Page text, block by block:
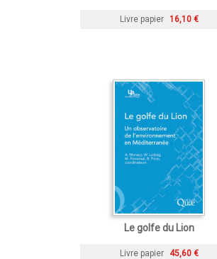
Livre papier 16,10 €
Le golfe du Lion
Livre papier 45,60 €